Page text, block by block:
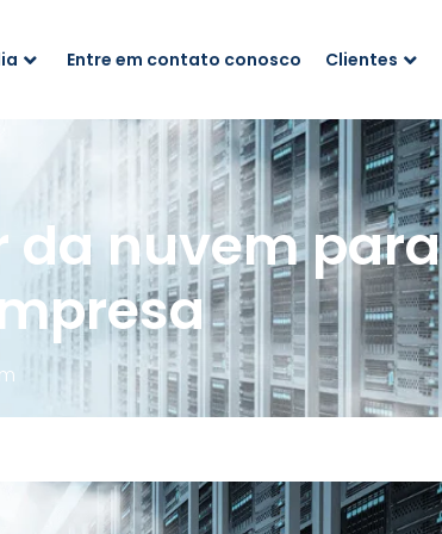
Entre em contato conosco Clientes
da nuvem para